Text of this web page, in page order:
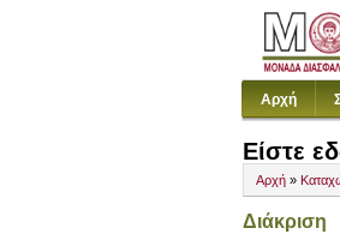
Αρχή
Είστε
Αρχή »
Διάκριση